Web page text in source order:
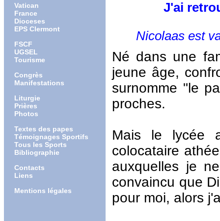
Vatican
France
Dioceses
EPS Clermont
FSCF
UGSEL
Tourisme
Congrès
Manifestations
Liturgie
Prières
Photos
Textes des papes
Témoignages Sportifs
Tous les Sports
Bibliographie
Contacts
Liens
Mentions légales
J'ai
Nicolaas est
Né dans une
jeune âge,
surnomme "le
proches.
Mais le lycée
colocataire
auxquelles je
convaincu que
pour moi, alors